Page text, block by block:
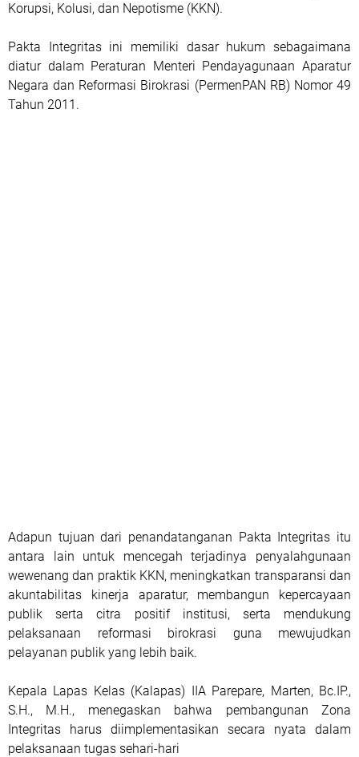
Korupsi, Kolusi, dan Nepotisme (KKN).
Pakta Integritas ini memiliki dasar hukum sebagaimana
diatur dalam Peraturan Menteri Pendayagunaan Aparatur
Negara dan Reformasi Birokrasi (PermenPAN RB) Nomor 49
Tahun 2011.
Adapun tujuan dari penandatanganan Pakta Integritas itu
antara lain untuk mencegah terjadinya penyalahgunaan
wewenang dan praktik KKN, meningkatkan transparansi dan
akuntabilitas kinerja aparatur, membangun kepercayaan
publik serta citra positif institusi, serta mendukung
pelaksanaan reformasi birokrasi guna mewujudkan
pelayanan publik yang lebih baik.
Kepala Lapas Kelas (Kalapas) IIA Parepare, Marten, Bc.IP.,
S.H., M.H., menegaskan bahwa pembangunan Zona
Integritas harus diimplementasikan secara nyata dalam
pelaksanaan tugas sehari-hari